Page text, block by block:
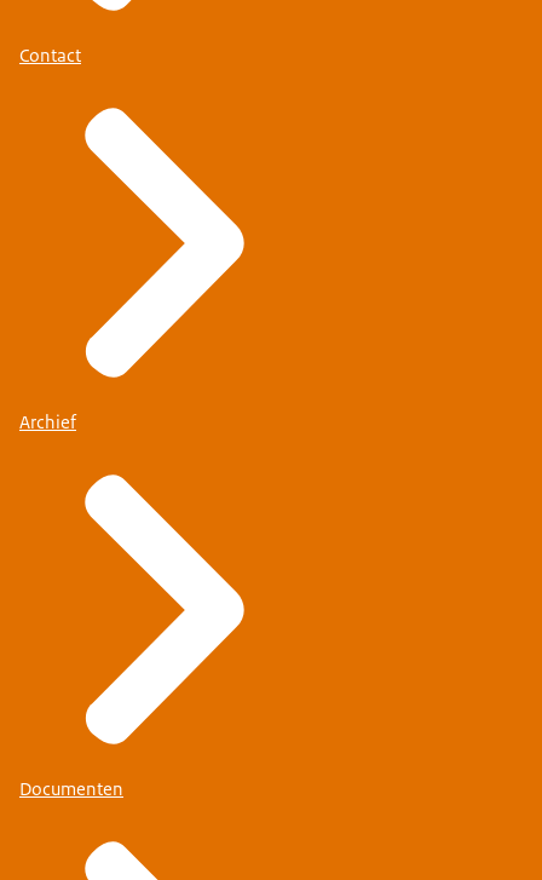
Contact
Archief
Documenten